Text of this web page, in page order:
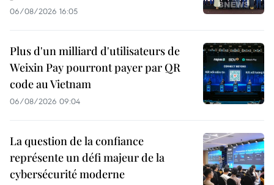
06/08/2026 16:05
Plus d'un milliard d'utilisateurs de
Weixin Pay pourront payer par QR
code au Vietnam
06/08/2026 09:04
La question de la confiance
représente un défi majeur de la
cybersécurité moderne